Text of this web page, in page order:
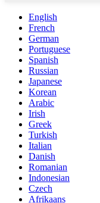
English
French
German
Portuguese
Spanish
Russian
Japanese
Korean
Arabic
Irish
Greek
Turkish
Italian
Danish
Romanian
Indonesian
Czech
Afrikaans